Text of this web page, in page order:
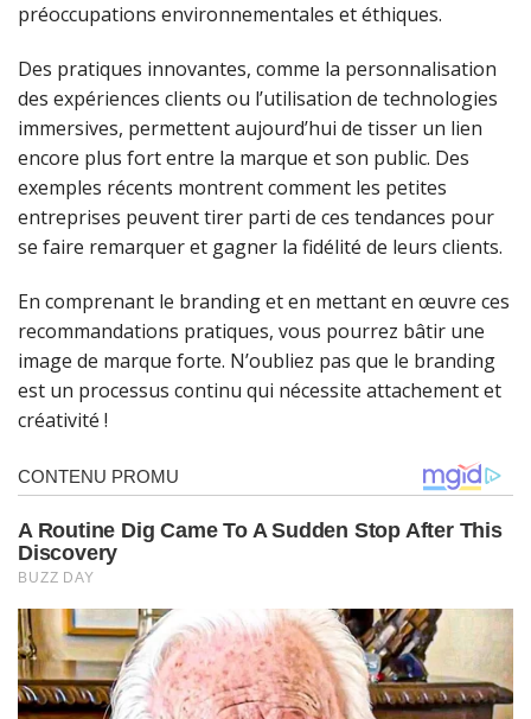
préoccupations environnementales et éthiques.
Des pratiques innovantes, comme la personnalisation
des expériences clients ou l’utilisation de technologies
immersives, permettent aujourd’hui de tisser un lien
encore plus fort entre la marque et son public. Des
exemples récents montrent comment les petites
entreprises peuvent tirer parti de ces tendances pour
se faire remarquer et gagner la fidélité de leurs clients.
En comprenant le branding et en mettant en œuvre ces
recommandations pratiques, vous pourrez bâtir une
image de marque forte. N’oubliez pas que le branding
est un processus continu qui nécessite attachement et
créativité !